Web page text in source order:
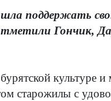
поддержать
Гончик,
культуре
старожилы с